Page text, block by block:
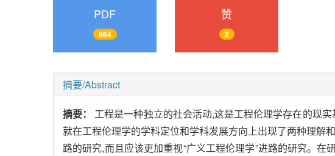
PDF
964
赞
2
摘要/Abstract
摘要：工程是一种独立的社会活动,这是工程伦理学存在的现实
就在工程伦理学的学科定位和学科发展方向上出现了两种理解
路的研究,而且应该更加重视“广义工程伦理学”进路的研究。